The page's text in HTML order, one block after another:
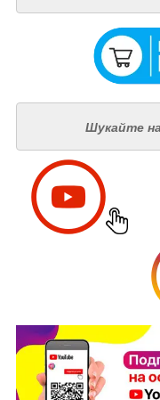
Шукайте